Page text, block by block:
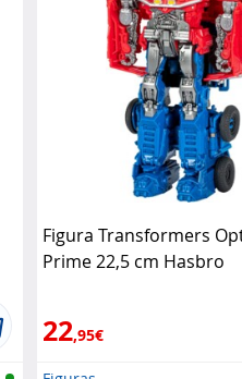
Figura Transformers
Prime 22,5 cm Hasbro
22,95€